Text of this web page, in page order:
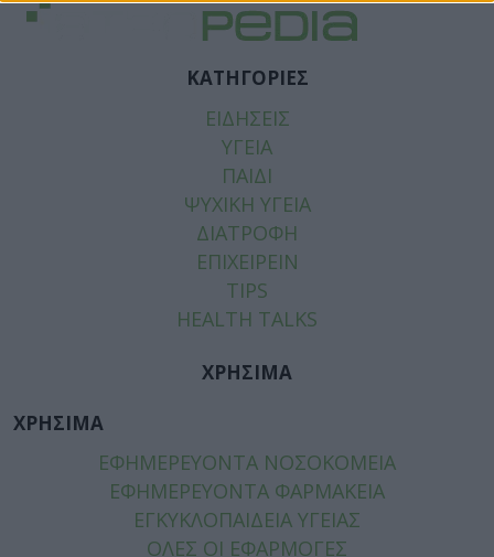
ΚΑΤΗΓΟΡΙΕΣ
ΕΙΔΗΣΕΙΣ
ΥΓΕΙΑ
ΠΑΙΔΙ
ΨΥΧΙΚΗ ΥΓΕΙΑ
ΔΙΑΤΡΟΦΗ
ΕΠΙΧΕΙΡΕΙΝ
TIPS
HEALTH TALKS
ΧΡΗΣΙΜΑ
ΧΡΗΣΙΜΑ
ΕΦΗΜΕΡΕΥΟΝΤΑ ΝΟΣΟΚΟΜΕΙΑ
ΕΦΗΜΕΡΕΥΟΝΤΑ ΦΑΡΜΑΚΕΙΑ
ΕΓΚΥΚΛΟΠΑΙΔΕΙΑ ΥΓΕΙΑΣ
ΟΛΕΣ ΟΙ ΕΦΑΡΜΟΓΕΣ